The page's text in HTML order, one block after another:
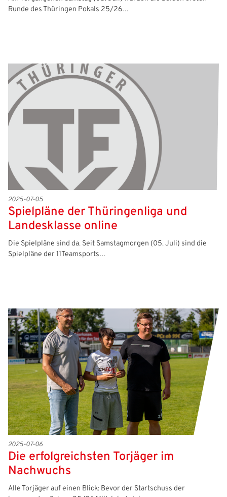
Runde des Thüringen Pokals 25/26…
2025-07-05
Spielpläne der Thüringenliga und
Landesklasse online
Die Spielpläne sind da. Seit Samstagmorgen (05. Juli) sind die
Spielpläne der 11Teamsports…
2025-07-06
Die erfolgreichsten Torjäger im
Nachwuchs
Alle Torjäger auf einen Blick: Bevor der Startschuss der